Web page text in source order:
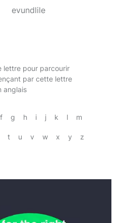
evundlile
lettre pour parcourir
par cette lettre
anglais
f g h i j k l m
t u v w x y z